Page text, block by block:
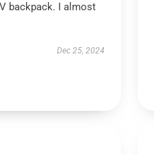
backpack. I almost
Dec 25, 2024